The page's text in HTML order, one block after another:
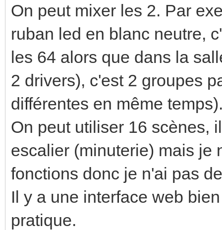
On peut mixer les 2. Par
ruban led en blanc neutre,
les 64 alors que dans la
2 drivers), c'est 2 groupes
différentes en même
On peut utiliser 16 scènes,
escalier (minuterie) mais je
fonctions donc je n'ai pas
Il y a une interface web
pratique.